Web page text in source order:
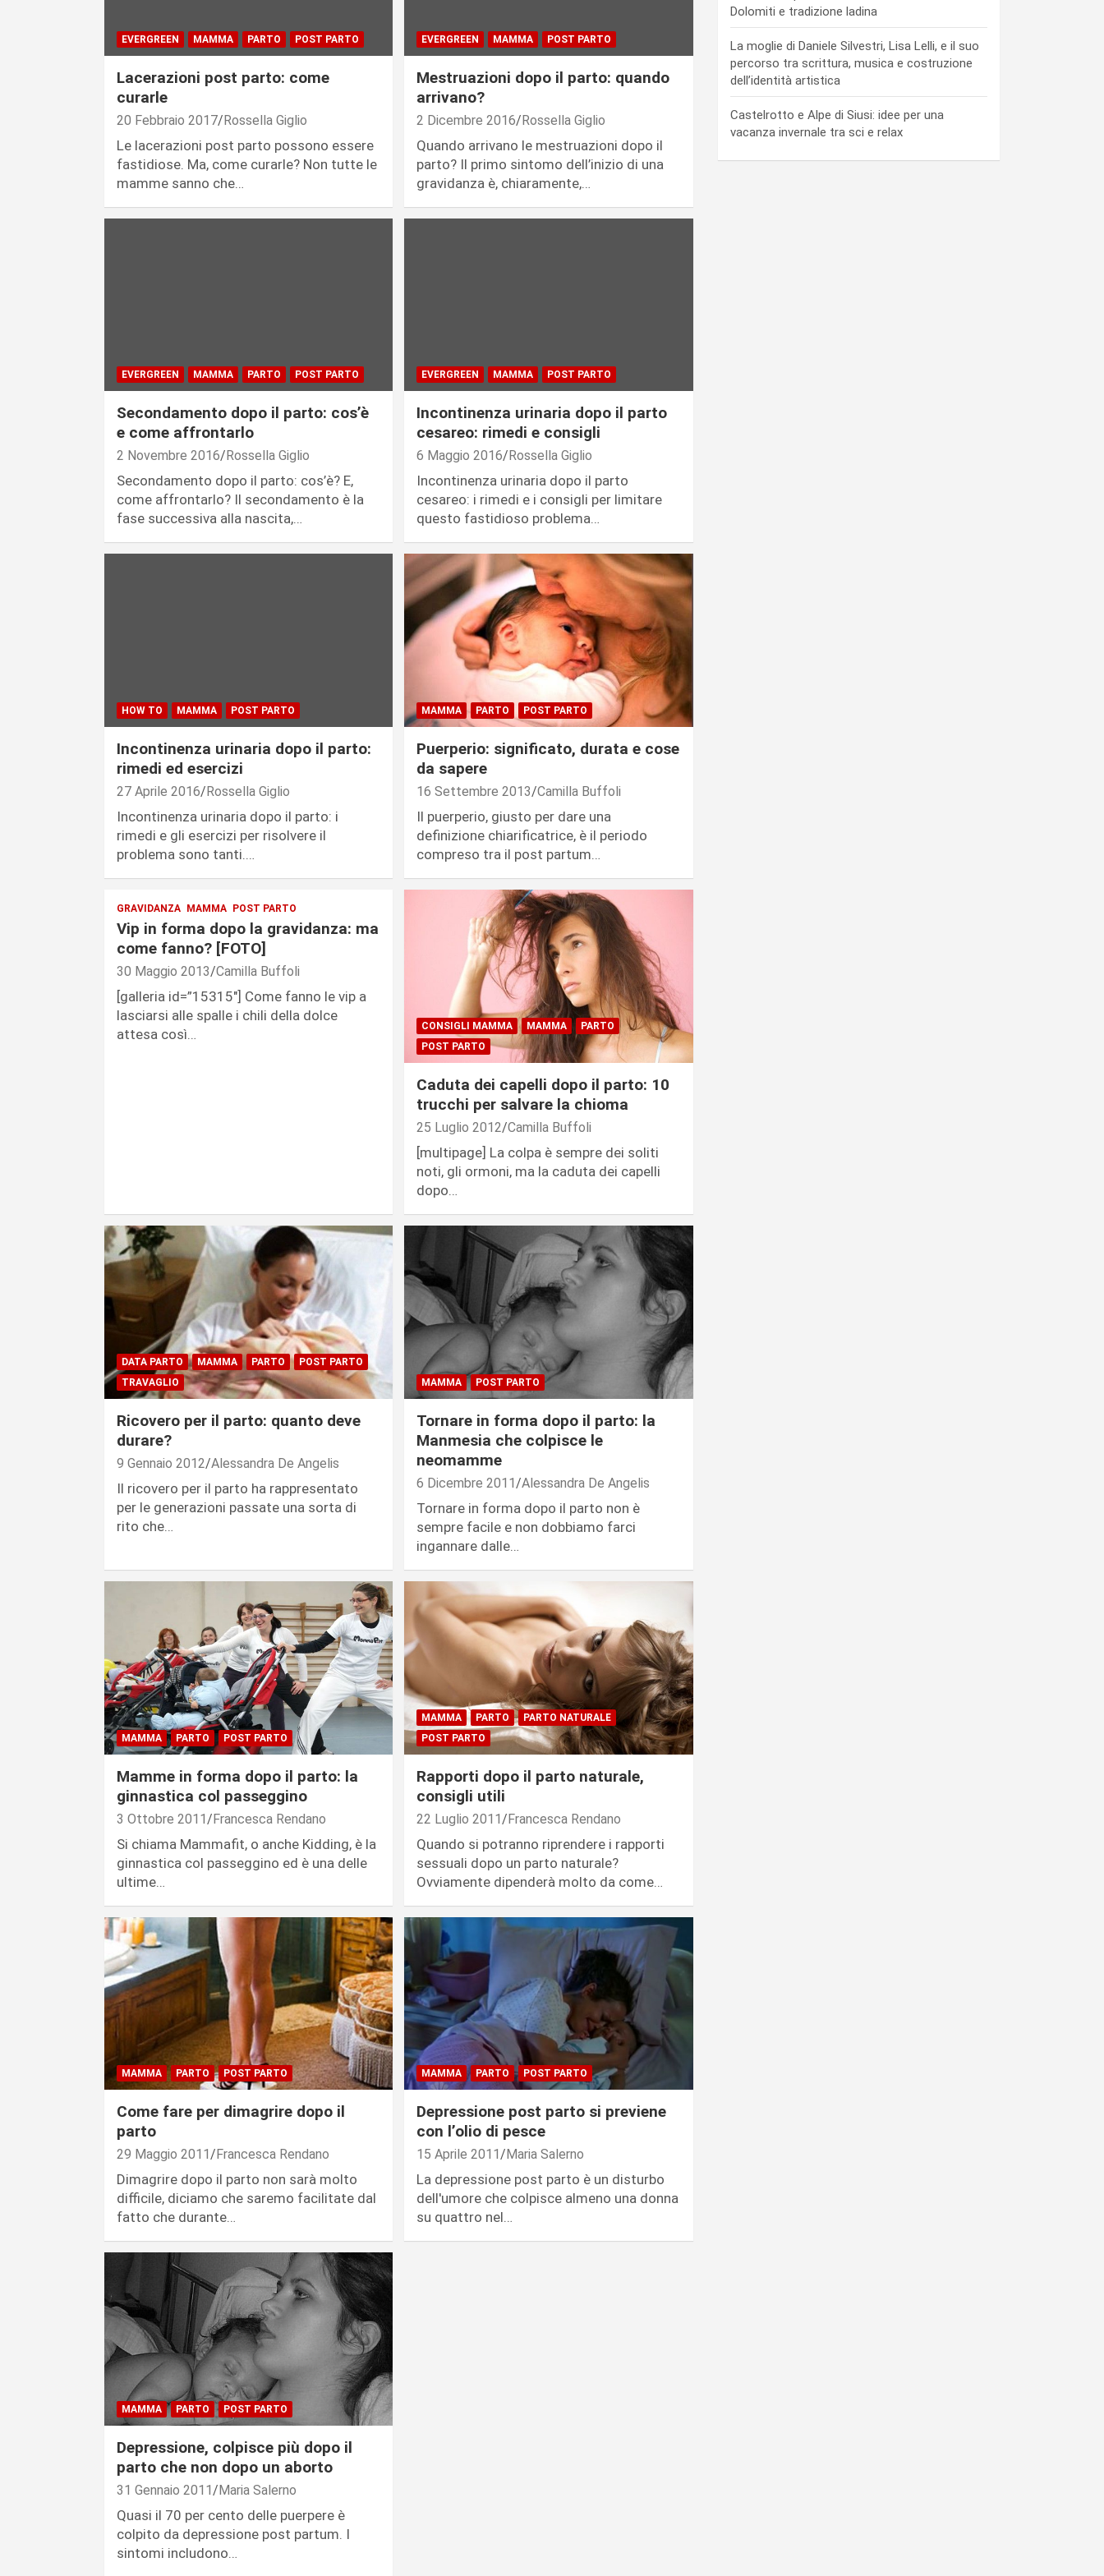
EVERGREEN MAMMA PARTO POST PARTO
Lacerazioni post parto: come
curarle
20 Febbraio 2017 Rossella Giglio
Le lacerazioni post parto possono essere
fastidiose. Ma, come curarle? Non tutte le
mamme sanno che…
EVERGREEN MAMMA POST PARTO
Mestruazioni dopo il parto: quando
arrivano?
2 Dicembre 2016 Rossella Giglio
Quando arrivano le mestruazioni dopo il
parto? Il primo sintomo dell’inizio di una
gravidanza è, chiaramente,…
EVERGREEN MAMMA PARTO POST PARTO
Secondamento dopo il parto: cos’è
e come affrontarlo
2 Novembre 2016 Rossella Giglio
Secondamento dopo il parto: cos’è? E,
come affrontarlo? Il secondamento è la
fase successiva alla nascita,…
EVERGREEN MAMMA POST PARTO
Incontinenza urinaria dopo il parto
cesareo: rimedi e consigli
6 Maggio 2016 Rossella Giglio
Incontinenza urinaria dopo il parto
cesareo: i rimedi e i consigli per limitare
questo fastidioso problema…
HOW TO MAMMA POST PARTO
Incontinenza urinaria dopo il parto:
rimedi ed esercizi
27 Aprile 2016 Rossella Giglio
Incontinenza urinaria dopo il parto: i
rimedi e gli esercizi per risolvere il
problema sono tanti.…
MAMMA PARTO POST PARTO
Puerperio: significato, durata e cose
da sapere
16 Settembre 2013 Camilla Buffoli
Il puerperio, giusto per dare una
definizione chiarificatrice, è il periodo
compreso tra il post partum…
GRAVIDANZA MAMMA POST PARTO
Vip in forma dopo la gravidanza: ma
come fanno? [FOTO]
30 Maggio 2013 Camilla Buffoli
[galleria id=”15315″] Come fanno le vip a
lasciarsi alle spalle i chili della dolce
attesa così…
CONSIGLI MAMMA MAMMA
PARTO
POST PARTO
Caduta dei capelli dopo il parto: 10
trucchi per salvare la chioma
25 Luglio 2012 Camilla Buffoli
[multipage] La colpa è sempre dei soliti
noti, gli ormoni, ma la caduta dei capelli
dopo…
DATA PARTO MAMMA PARTO
POST PARTO
TRAVAGLIO
Ricovero per il parto: quanto deve
durare?
9 Gennaio 2012 Alessandra De Angelis
Il ricovero per il parto ha rappresentato
per le generazioni passate una sorta di
rito che…
MAMMA POST PARTO
Tornare in forma dopo il parto: la
Manmesia che colpisce le
neomamme
6 Dicembre 2011 Alessandra De Angelis
Tornare in forma dopo il parto non è
sempre facile e non dobbiamo farci
ingannare dalle…
MAMMA PARTO POST PARTO
Mamme in forma dopo il parto: la
ginnastica col passeggino
3 Ottobre 2011 Francesca Rendano
Si chiama Mammafit, o anche Kidding, è la
ginnastica col passeggino ed è una delle
ultime…
MAMMA PARTO
PARTO NATURALE
POST PARTO
Rapporti dopo il parto naturale,
consigli utili
22 Luglio 2011 Francesca Rendano
Quando si potranno riprendere i rapporti
sessuali dopo un parto naturale?
Ovviamente dipenderà molto da come…
MAMMA PARTO POST PARTO
Come fare per dimagrire dopo il
parto
29 Maggio 2011 Francesca Rendano
Dimagrire dopo il parto non sarà molto
difficile, diciamo che saremo facilitate dal
fatto che durante…
MAMMA PARTO POST PARTO
Depressione post parto si previene
con l’olio di pesce
15 Aprile 2011 Maria Salerno
La depressione post parto è un disturbo
dell'umore che colpisce almeno una donna
su quattro nel…
MAMMA PARTO POST PARTO
Depressione, colpisce più dopo il
parto che non dopo un aborto
31 Gennaio 2011 Maria Salerno
Quasi il 70 per cento delle puerpere è
colpito da depressione post partum. I
sintomi includono…
Dolomiti e tradizione ladina
La moglie di Daniele Silvestri, Lisa Lelli, e il suo
percorso tra scrittura, musica e costruzione
dell’identità artistica
Castelrotto e Alpe di Siusi: idee per una
vacanza invernale tra sci e relax